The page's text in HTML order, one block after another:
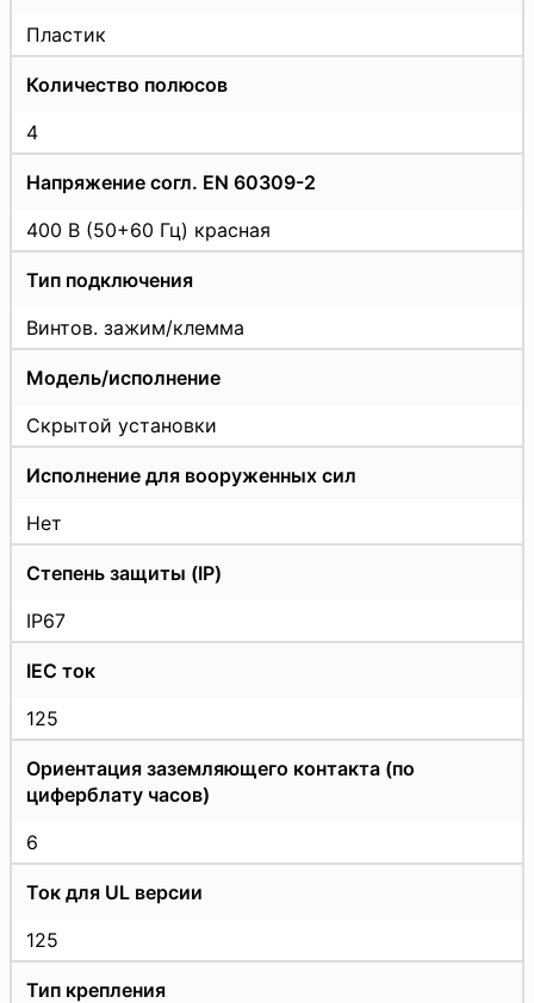
Пластик
Количество полюсов
4
Напряжение согл. EN 60309-2
400 В (50+60 Гц) красная
Тип подключения
Винтов. зажим/клемма
Модель/исполнение
Скрытой установки
Исполнение для вооруженных сил
Нет
Степень защиты (IP)
IP67
IEC ток
125
Ориентация заземляющего контакта (по
циферблату часов)
6
Ток для UL версии
125
Тип крепления